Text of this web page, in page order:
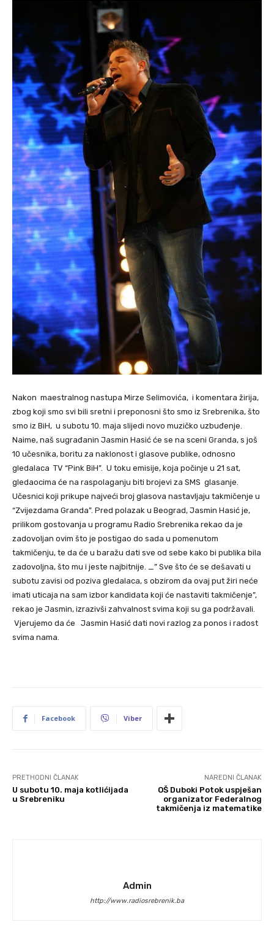
Nakon maestralnog nastupa Mirze Selimovića, i komentara žirija,
zbog koji smo svi bili sretni i preponosni što smo iz Srebrenika, što
smo iz BiH, u subotu 10. maja slijedi novo muzičko uzbuđenje.
Naime, naš sugrađanin Jasmin Hasić će se na sceni Granda, s još
10 učesnika, boritu za naklonost i glasove publike, odnosno
gledalaca TV “Pink BiH”. U toku emisije, koja počinje u 21 sat,
gledaocima će na raspolaganju biti brojevi za SMS glasanje.
Učesnici koji prikupe najveći broj glasova nastavljaju takmičenje u
“Zvijezdama Granda”. Pred polazak u Beograd, Jasmin Hasić je,
prilikom gostovanja u programu Radio Srebrenika rekao da je
zadovoljan ovim što je postigao do sada u pomenutom
takmičenju, te da će u baražu dati sve od sebe kako bi publika bila
zadovoljna, što mu i jeste najbitnije. _” Sve što će se dešavati u
subotu zavisi od poziva gledalaca, s obzirom da ovaj put žiri neće
imati uticaja na sam izbor kandidata koji će nastaviti takmičenje”,
rekao je Jasmin, izrazivši zahvalnost svima koji su ga podržavali.
Vjerujemo da će Jasmin Hasić dati novi razlog za ponos i radost
svima nama.
Facebook Viber
PRETHODNI ČLANAK
U subotu 10. maja kotlićijada
u Srebreniku
NAREDNI ČLANAK
OŠ Duboki Potok uspješan
organizator Federalnog
takmičenja iz matematike
Admin
http://www.radiosrebrenik.ba